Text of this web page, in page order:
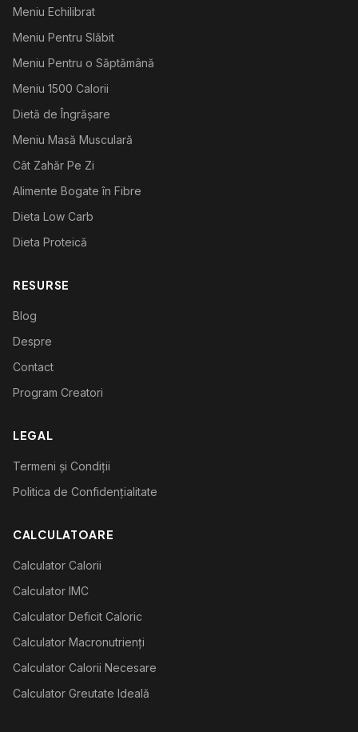
Meniu Echilibrat
Meniu Pentru Slăbit
Meniu Pentru o Săptămână
Meniu 1500 Calorii
Dietă de Îngrășare
Meniu Masă Musculară
Cât Zahăr Pe Zi
Alimente Bogate în Fibre
Dieta Low Carb
Dieta Proteică
RESURSE
Blog
Despre
Contact
Program Creatori
LEGAL
Termeni și Condiții
Politica de Confidențialitate
CALCULATOARE
Calculator Calorii
Calculator IMC
Calculator Deficit Caloric
Calculator Macronutrienți
Calculator Calorii Necesare
Calculator Greutate Ideală